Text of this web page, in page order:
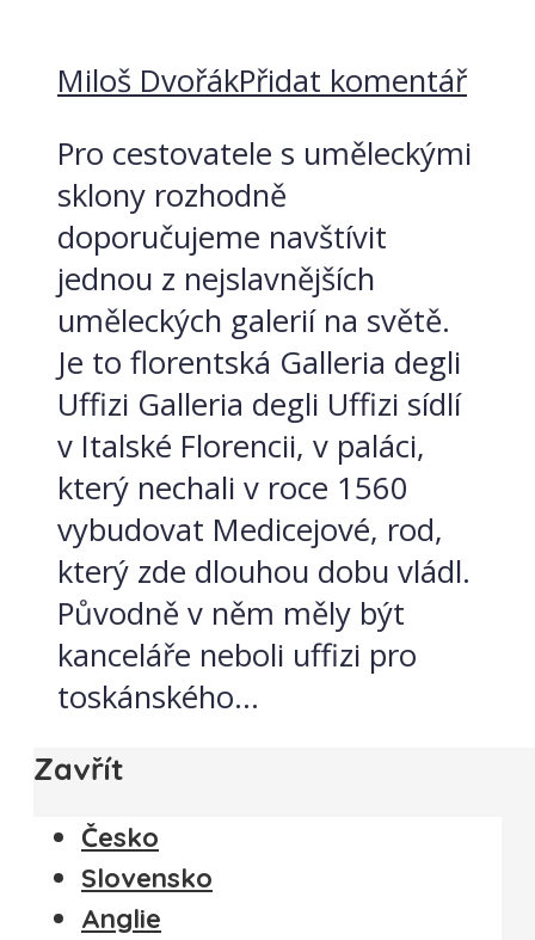
Miloš DvořákPřidat komentář
Pro cestovatele s uměleckými
sklony rozhodně
doporučujeme navštívit
jednou z nejslavnějších
uměleckých galerií na světě.
Je to florentská Galleria degli
Uffizi Galleria degli Uffizi sídlí
v Italské Florencii, v paláci,
který nechali v roce 1560
vybudovat Medicejové, rod,
který zde dlouhou dobu vládl.
Původně v něm měly být
kanceláře neboli uffizi pro
toskánského...
Zavřít
Česko
Slovensko
Anglie